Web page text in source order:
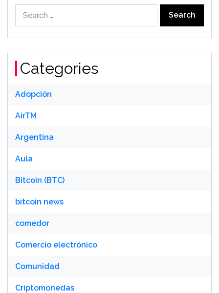
for:
Categories
Adopción
AirTM
Argentina
Aula
Bitcoin (BTC)
bitcoin news
comedor
Comercio electrónico
Comunidad
Criptomonedas